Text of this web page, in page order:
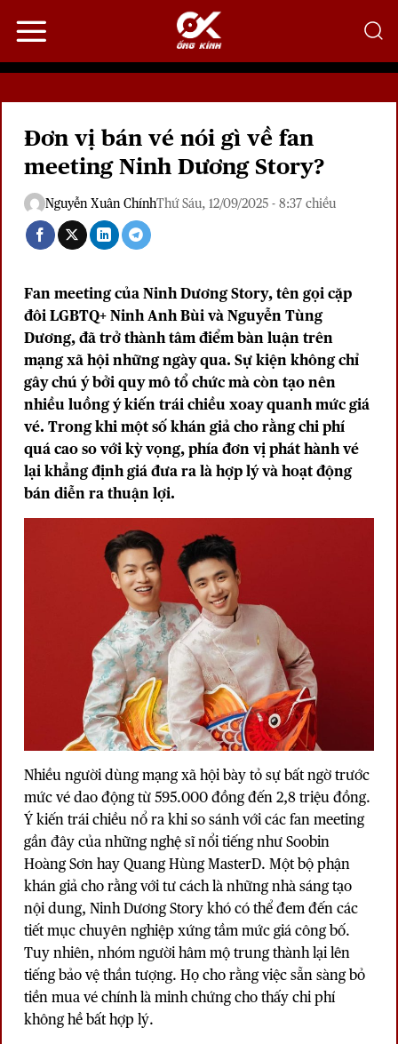
qua
dung
Đơn vị bán vé nói gì về fan
meeting Ninh Dương Story?
Nguyễn Xuân ChínhThứ Sáu, 12/09/2025 - 8:37 chiều
Fan meeting của Ninh Dương Story, tên gọi cặp
đôi LGBTQ+ Ninh Anh Bùi và Nguyễn Tùng
Dương, đã trở thành tâm điểm bàn luận trên
mạng xã hội những ngày qua. Sự kiện không chỉ
gây chú ý bởi quy mô tổ chức mà còn tạo nên
nhiều luồng ý kiến trái chiều xoay quanh mức giá
vé. Trong khi một số khán giả cho rằng chi phí
quá cao so với kỳ vọng, phía đơn vị phát hành vé
lại khẳng định giá đưa ra là hợp lý và hoạt động
bán diễn ra thuận lợi.
Nhiều người dùng mạng xã hội bày tỏ sự bất ngờ trước
mức vé dao động từ 595.000 đồng đến 2,8 triệu đồng.
Ý kiến trái chiều nổ ra khi so sánh với các fan meeting
gần đây của những nghệ sĩ nổi tiếng như Soobin
Hoàng Sơn hay Quang Hùng MasterD. Một bộ phận
khán giả cho rằng với tư cách là những nhà sáng tạo
nội dung, Ninh Dương Story khó có thể đem đến các
tiết mục chuyên nghiệp xứng tầm mức giá công bố.
Tuy nhiên, nhóm người hâm mộ trung thành lại lên
tiếng bảo vệ thần tượng. Họ cho rằng việc sẵn sàng bỏ
tiền mua vé chính là minh chứng cho thấy chi phí
không hề bất hợp lý.